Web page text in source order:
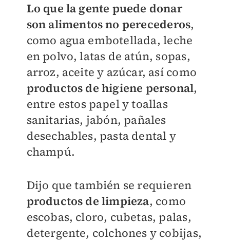
Lo que la gente puede donar
son alimentos no perecederos,
como agua embotellada, leche
en polvo, latas de atún, sopas,
arroz, aceite y azúcar, así como
productos de higiene personal,
entre estos papel y toallas
sanitarias, jabón, pañales
desechables, pasta dental y
champú.
Dijo que también se requieren
productos de limpieza, como
escobas, cloro, cubetas, palas,
detergente, colchones y cobijas,